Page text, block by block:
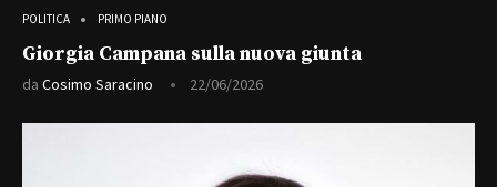
POLITICA PRIMO PIANO
Giorgia Campana sulla nuova giunta
da Cosimo Saracino 22/06/2026